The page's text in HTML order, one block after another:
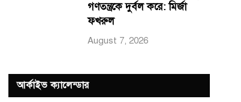
গণতন্ত্রকে দুর্বল করে: মির্জা
ফখরুল
August 7, 2026
আর্কাইভ ক্যালেন্ডার